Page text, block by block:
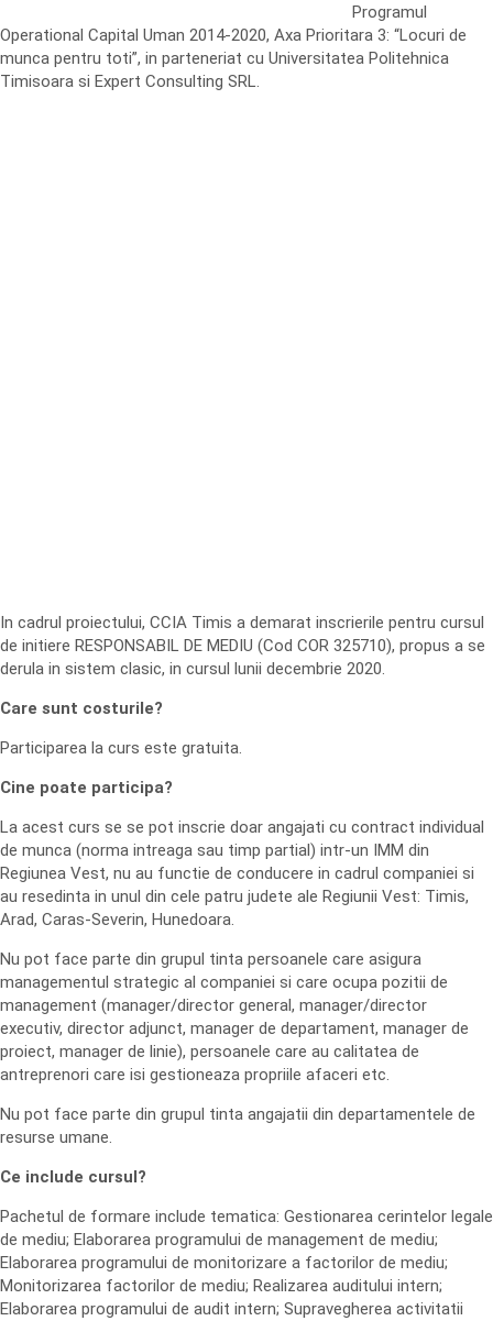
Programul
Operational Capital Uman 2014-2020, Axa Prioritara 3: “Locuri de
munca pentru toti”, in parteneriat cu Universitatea Politehnica
Timisoara si Expert Consulting SRL.
In cadrul proiectului, CCIA Timis a demarat inscrierile pentru cursul
de initiere RESPONSABIL DE MEDIU (Cod COR 325710), propus a se
derula in sistem clasic, in cursul lunii decembrie 2020.
Care sunt costurile?
Participarea la curs este gratuita.
Cine poate participa?
La acest curs se se pot inscrie doar angajati cu contract individual
de munca (norma intreaga sau timp partial) intr-un IMM din
Regiunea Vest, nu au functie de conducere in cadrul companiei si
au resedinta in unul din cele patru judete ale Regiunii Vest: Timis,
Arad, Caras-Severin, Hunedoara.
Nu pot face parte din grupul tinta persoanele care asigura
managementul strategic al companiei si care ocupa pozitii de
management (manager/director general, manager/director
executiv, director adjunct, manager de departament, manager de
proiect, manager de linie), persoanele care au calitatea de
antreprenori care isi gestioneaza propriile afaceri etc.
Nu pot face parte din grupul tinta angajatii din departamentele de
resurse umane.
Ce include cursul?
Pachetul de formare include tematica: Gestionarea cerintelor legale
de mediu; Elaborarea programului de management de mediu;
Elaborarea programului de monitorizare a factorilor de mediu;
Monitorizarea factorilor de mediu; Realizarea auditului intern;
Elaborarea programului de audit intern; Supravegherea activitatii